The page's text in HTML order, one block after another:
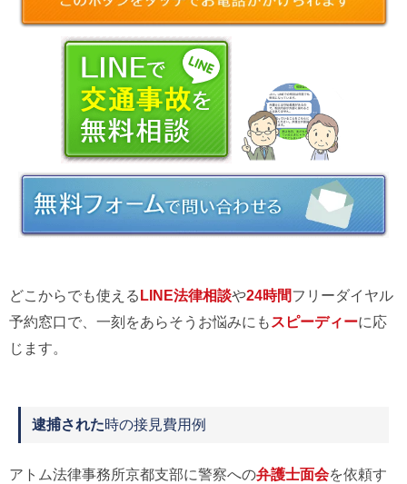
どこからでも使えるLINE法律相談や24時間フリーダイヤル
予約窓口で、一刻をあらそうお悩みにも スピーディーに応
じます。
逮捕された時の接見費用例
アトム法律事務所京都支部に警察への弁護士面会を依頼す